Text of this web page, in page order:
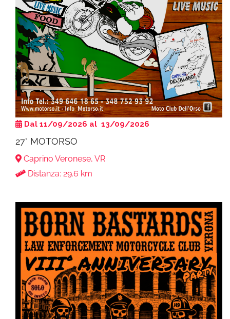
Dal 11/09/2026 al 13/09/2026
27° MOTORSO
Caprino Veronese, VR
Distanza: 29.6 km